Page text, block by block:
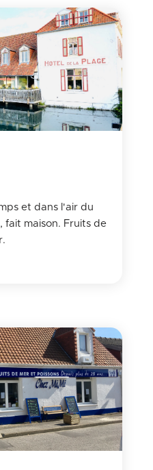
et dans l'air du
fait maison. Fruits de